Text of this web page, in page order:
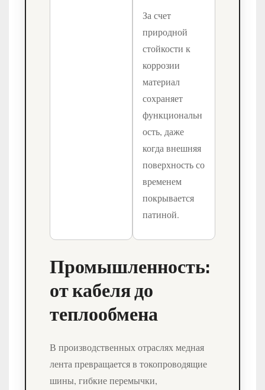
За счет
природной
стойкости к
коррозии
материал
сохраняет
функциональн
ость, даже
когда внешняя
поверхность со
временем
покрывается
патиной.
Промышленность:
от кабеля до
теплообмена
В производственных отраслях медная
лента превращается в токопроводящие
шины, гибкие перемычки,